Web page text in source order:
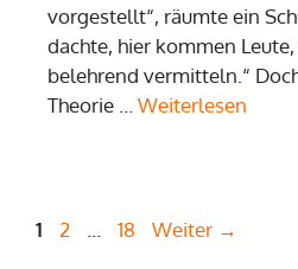
vorgestellt“, räumte ein
dachte, hier kommen
belehrend vermitteln.“
Theorie … Weiterlesen
Seite
1 Seite
2 Seite
18 Weiter →